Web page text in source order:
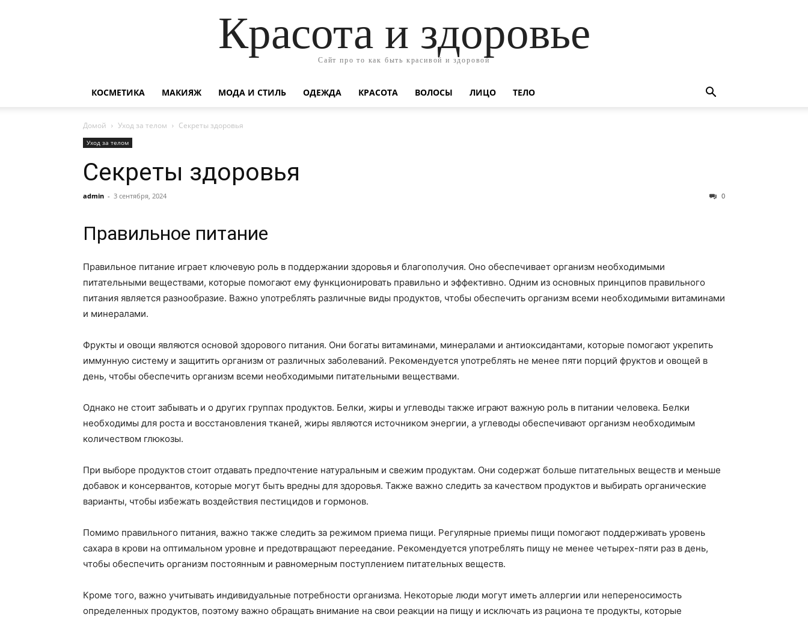
Красота и здоровье
Сайт про то как быть красивой и здоровой
КОСМЕТИКА МАКИЯЖ МОДА И СТИЛЬ ОДЕЖДА КРАСОТА ВОЛОСЫ ЛИЦО ТЕЛО
Домой Уход за телом Секреты здоровья
Уход за телом
Секреты здоровья
admin - 3 сентября, 2024 0
Правильное питание
Правильное питание играет ключевую роль в поддержании здоровья и благополучия. Оно обеспечивает организм необходимыми
питательными веществами, которые помогают ему функционировать правильно и эффективно. Одним из основных принципов правильного
питания является разнообразие. Важно употреблять различные виды продуктов, чтобы обеспечить организм всеми необходимыми витаминами
и минералами.
Фрукты и овощи являются основой здорового питания. Они богаты витаминами, минералами и антиоксидантами, которые помогают укрепить
иммунную систему и защитить организм от различных заболеваний. Рекомендуется употреблять не менее пяти порций фруктов и овощей в
день, чтобы обеспечить организм всеми необходимыми питательными веществами.
Однако не стоит забывать и о других группах продуктов. Белки, жиры и углеводы также играют важную роль в питании человека. Белки
необходимы для роста и восстановления тканей, жиры являются источником энергии, а углеводы обеспечивают организм необходимым
количеством глюкозы.
При выборе продуктов стоит отдавать предпочтение натуральным и свежим продуктам. Они содержат больше питательных веществ и меньше
добавок и консервантов, которые могут быть вредны для здоровья. Также важно следить за качеством продуктов и выбирать органические
варианты, чтобы избежать воздействия пестицидов и гормонов.
Помимо правильного питания, важно также следить за режимом приема пищи. Регулярные приемы пищи помогают поддерживать уровень
сахара в крови на оптимальном уровне и предотвращают переедание. Рекомендуется употреблять пищу не менее четырех-пяти раз в день,
чтобы обеспечить организм постоянным и равномерным поступлением питательных веществ.
Кроме того, важно учитывать индивидуальные потребности организма. Некоторые люди могут иметь аллергии или непереносимость
определенных продуктов, поэтому важно обращать внимание на свои реакции на пищу и исключать из рациона те продукты, которые